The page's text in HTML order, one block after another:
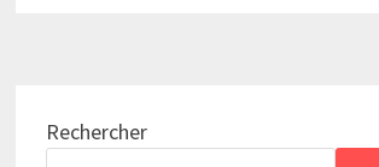
Rechercher